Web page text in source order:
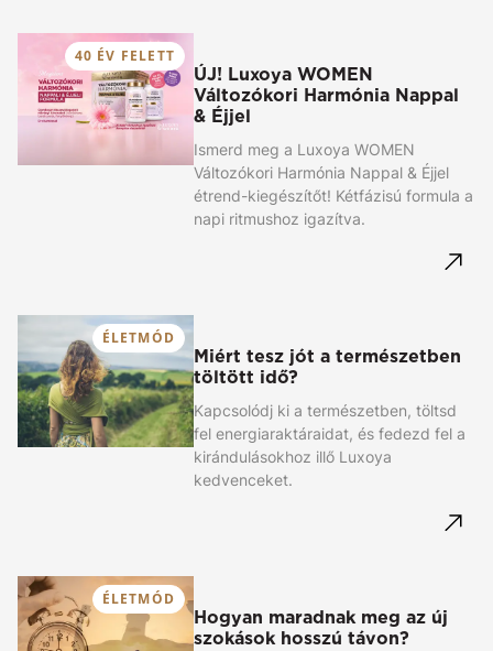
40 ÉV FELETT
ÚJ! Luxoya WOMEN
Változókori Harmónia Nappal
& Éjjel
Ismerd meg a Luxoya WOMEN
Változókori Harmónia Nappal & Éjjel
étrend-kiegészítőt! Kétfázisú formula a
napi ritmushoz igazítva.
ÉLETMÓD
Miért tesz jót a természetben
töltött idő?
Kapcsolódj ki a természetben, töltsd
fel energiaraktáraidat, és fedezd fel a
kirándulásokhoz illő Luxoya
kedvenceket.
ÉLETMÓD
Hogyan maradnak meg az új
szokások hosszú távon?